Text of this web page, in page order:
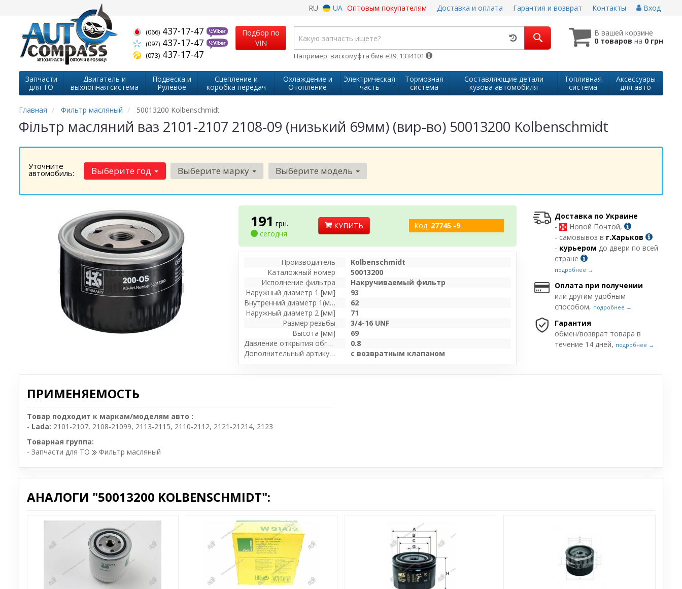
RU UA Оптовым покупателям Доставка и оплата Гарантия и возврат Контакты Вход
(066) 437-17-47
(097) 437-17-47
(073) 437-17-47
Подбор по
VIN
В вашей корзине
0 товаровна 0 грн
Например: вискомуфта бмв е39, 1334101
Запчасти
для ТО
Двигатель и
выхлопная система
Подвеска и
Рулевое
Сцепление и
коробка передач
Охлаждение и
Отопление
Электрическая
часть
Тормозная
система
Составляющие детали
кузова автомобиля
Топливная
система
Аксессуары
для авто
Главная Фильтр масляный 50013200 Kolbenschmidt
Фільтр масляний ваз 2101-2107 2108-09 (низький 69мм) (вир-во) 50013200 Kolbenschmidt
Уточните
автомобиль: Выберите год Выберите марку Выберите модель
191 грн.
сегодня
КУПИТЬ Код: 27745 -9
Производитель
Kolbenschmidt
Каталожный номер
50013200
Исполнение фильтра
Накручиваемый фильтр
Наружный диаметр 1 [мм]
93
Внутренний диаметр 1(мм)
62
Наружный диаметр 2 [мм]
71
Размер резьбы
3/4-16 UNF
Высота [мм]
69
Давление открытия обгонного клапана [бар]
0.8
Дополнительный артикул / дополнительная информация 2
с возвратным клапаном
Доставка по Украине
-
Новой Почтой,
- самовывоз в г.Харьков
- курьером до двери по всей
стране
подробнее →
Оплата при получении
или другим удобным
способом, подробнее →
Гарантия
обмен/возврат товара в
течение 14 дней, подробнее →
ПРИМЕНЯЕМОСТЬ
Товар подходит к маркам/моделям авто :
- Lada: 2101-2107, 2108-21099, 2113-2115, 2110-2112, 2121-21214, 2123
Товарная группа:
- Запчасти для ТО
Фильтр масляный
АНАЛОГИ "50013200 KOLBENSCHMIDT":